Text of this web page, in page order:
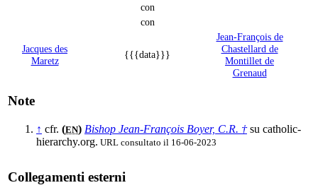
con
con
Jacques des
Maretz
{{{data}}}
Jean-François de
Chastellard de
Montillet de
Grenaud
Note
↑ cfr. (EN) Bishop Jean-François Boyer, C.R. † su catholic-
hierarchy.org. URL consultato il 16-06-2023
Collegamenti esterni